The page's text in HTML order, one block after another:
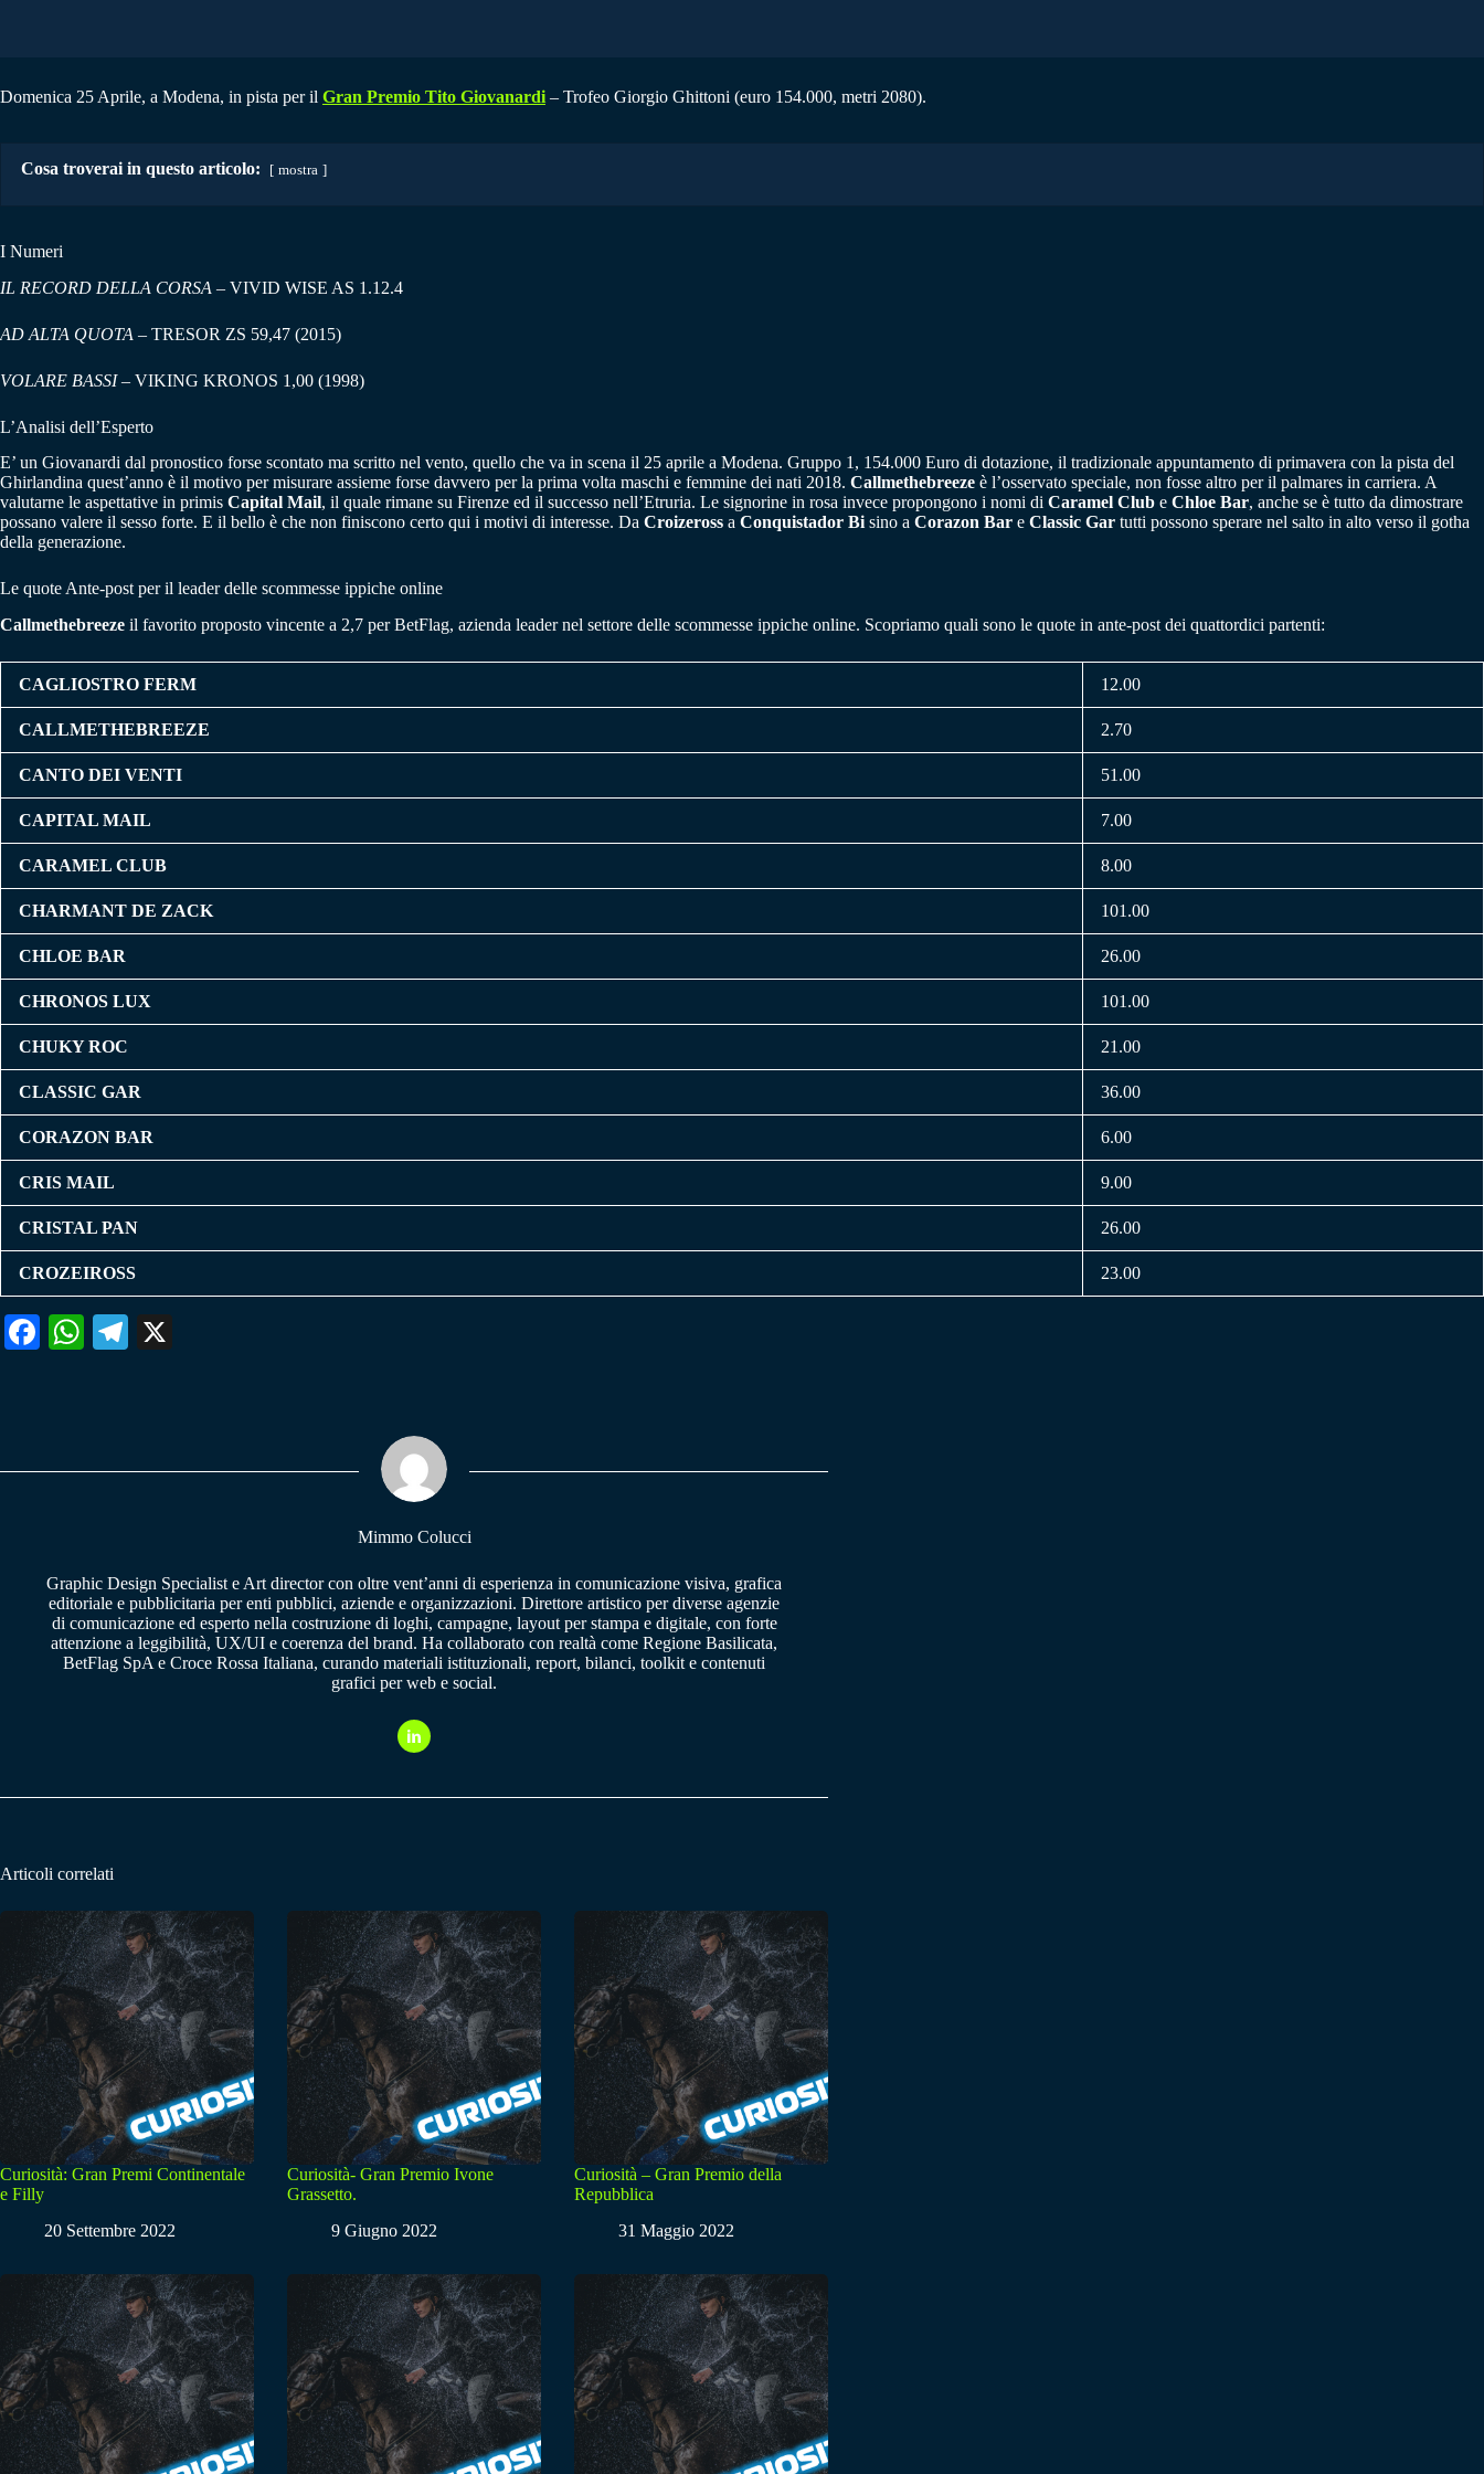
Domenica 25 Aprile, a Modena, in pista per il Gran Premio Tito Giovanardi – Trofeo Giorgio Ghittoni (euro 154.000, metri 2080).
Cosa troverai in questo articolo: mostra
I Numeri
IL RECORD DELLA CORSA – VIVID WISE AS 1.12.4
AD ALTA QUOTA – TRESOR ZS 59,47 (2015)
VOLARE BASSI – VIKING KRONOS 1,00 (1998)
L’Analisi dell’Esperto
E’ un Giovanardi dal pronostico forse scontato ma scritto nel vento, quello che va in scena il 25 aprile a Modena. Gruppo 1, 154.000 Euro di dotazione, il tradizionale appuntamento di primavera con la pista del
Ghirlandina quest’anno è il motivo per misurare assieme forse davvero per la prima volta maschi e femmine dei nati 2018. Callmethebreeze è l’osservato speciale, non fosse altro per il palmares in carriera. A
valutarne le aspettative in primis Capital Mail, il quale rimane su Firenze ed il successo nell’Etruria. Le signorine in rosa invece propongono i nomi di Caramel Club e Chloe Bar, anche se è tutto da dimostrare
possano valere il sesso forte. E il bello è che non finiscono certo qui i motivi di interesse. Da Croizeross a Conquistador Bisino a Corazon Bar e Classic Gar tutti possono sperare nel salto in alto verso il gotha
della generazione.
Le quote Ante-post per il leader delle scommesse ippiche online
Callmethebreeze il favorito proposto vincente a 2,7 per BetFlag, azienda leader nel settore delle scommesse ippiche online. Scopriamo quali sono le quote in ante-post dei quattordici partenti:
CAGLIOSTRO FERM 12.00
CALLMETHEBREEZE 2.70
CANTO DEI VENTI 51.00
CAPITAL MAIL 7.00
CARAMEL CLUB 8.00
CHARMANT DE ZACK 101.00
CHLOE BAR 26.00
CHRONOS LUX 101.00
CHUKY ROC 21.00
CLASSIC GAR 36.00
CORAZON BAR 6.00
CRIS MAIL 9.00
CRISTAL PAN 26.00
CROZEIROSS 23.00
Fa W
pp
Te
m
Mimmo Colucci
Graphic Design Specialist e Art director con oltre vent’anni di esperienza in comunicazione visiva, grafica
editoriale e pubblicitaria per enti pubblici, aziende e organizzazioni. Direttore artistico per diverse agenzie
di comunicazione ed esperto nella costruzione di loghi, campagne, layout per stampa e digitale, con forte
attenzione a leggibilità, UX/UI e coerenza del brand. Ha collaborato con realtà come Regione Basilicata,
BetFlag SpA e Croce Rossa Italiana, curando materiali istituzionali, report, bilanci, toolkit e contenuti
grafici per web e social.
Articoli correlati
Curiosità: Gran Premi Continentale
e Filly
20 Settembre 2022
Curiosità- Gran Premio Ivone
Grassetto.
9 Giugno 2022
Curiosità – Gran Premio della
Repubblica
31 Maggio 2022